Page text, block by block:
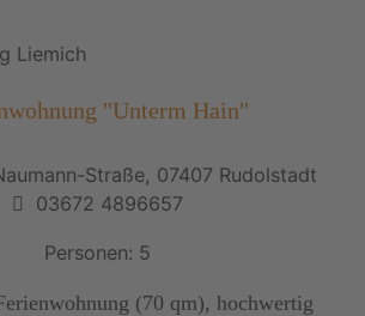
"Unterm Hain"
Straße, 07407 Rudolstadt
03672 4896657
Personen: 5
(70 qm), hochwertig